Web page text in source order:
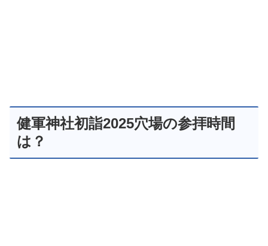
健軍神社初詣2025穴場の参拝時間
は？